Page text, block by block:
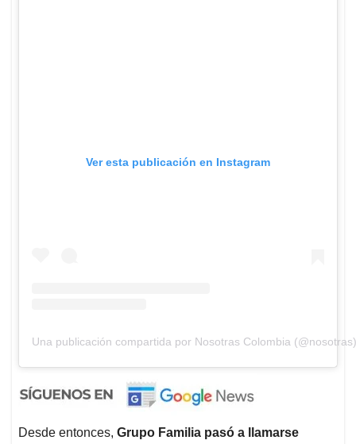
Ver esta publicación en Instagram
Una publicación compartida por Nosotras Colombia (@nosotras)
Desde entonces, Grupo Familia pasó a llamarse